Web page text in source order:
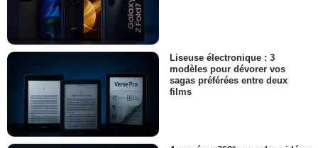
Liseuse électronique : 3
modèles pour dévorer vos
sagas préférées entre deux
films